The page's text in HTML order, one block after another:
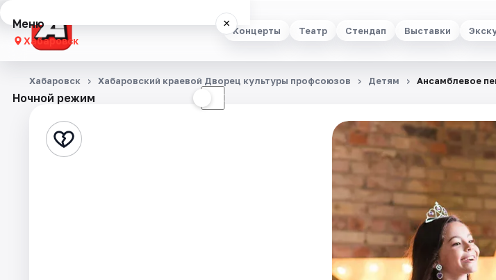
Концерты Театр Стендап Выставки
Меню ×
Хабаровск
Концерты
Стендап
Ночной режим ☾
Хабаровск Хабаровский краевой Дворец культуры профсоюзов Детям Ансамблевое